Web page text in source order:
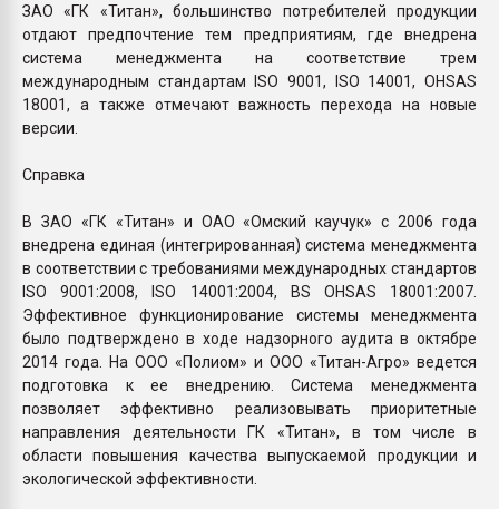
ЗАО «ГК «Титан», большинство потребителей продукции
отдают предпочтение тем предприятиям, где внедрена
система менеджмента на соответствие трем
международным стандартам ISO 9001, ISO 14001, OHSAS
18001, а также отмечают важность перехода на новые
версии.
Справка
В ЗАО «ГК «Титан» и ОАО «Омский каучук» с 2006 года
внедрена единая (интегрированная) система менеджмента
в соответствии с требованиями международных стандартов
ISO 9001:2008, ISO 14001:2004, BS OHSAS 18001:2007.
Эффективное функционирование системы менеджмента
было подтверждено в ходе надзорного аудита в октябре
2014 года. На ООО «Полиом» и ООО «Титан-Агро» ведется
подготовка к ее внедрению. Система менеджмента
позволяет эффективно реализовывать приоритетные
направления деятельности ГК «Титан», в том числе в
области повышения качества выпускаемой продукции и
экологической эффективности.